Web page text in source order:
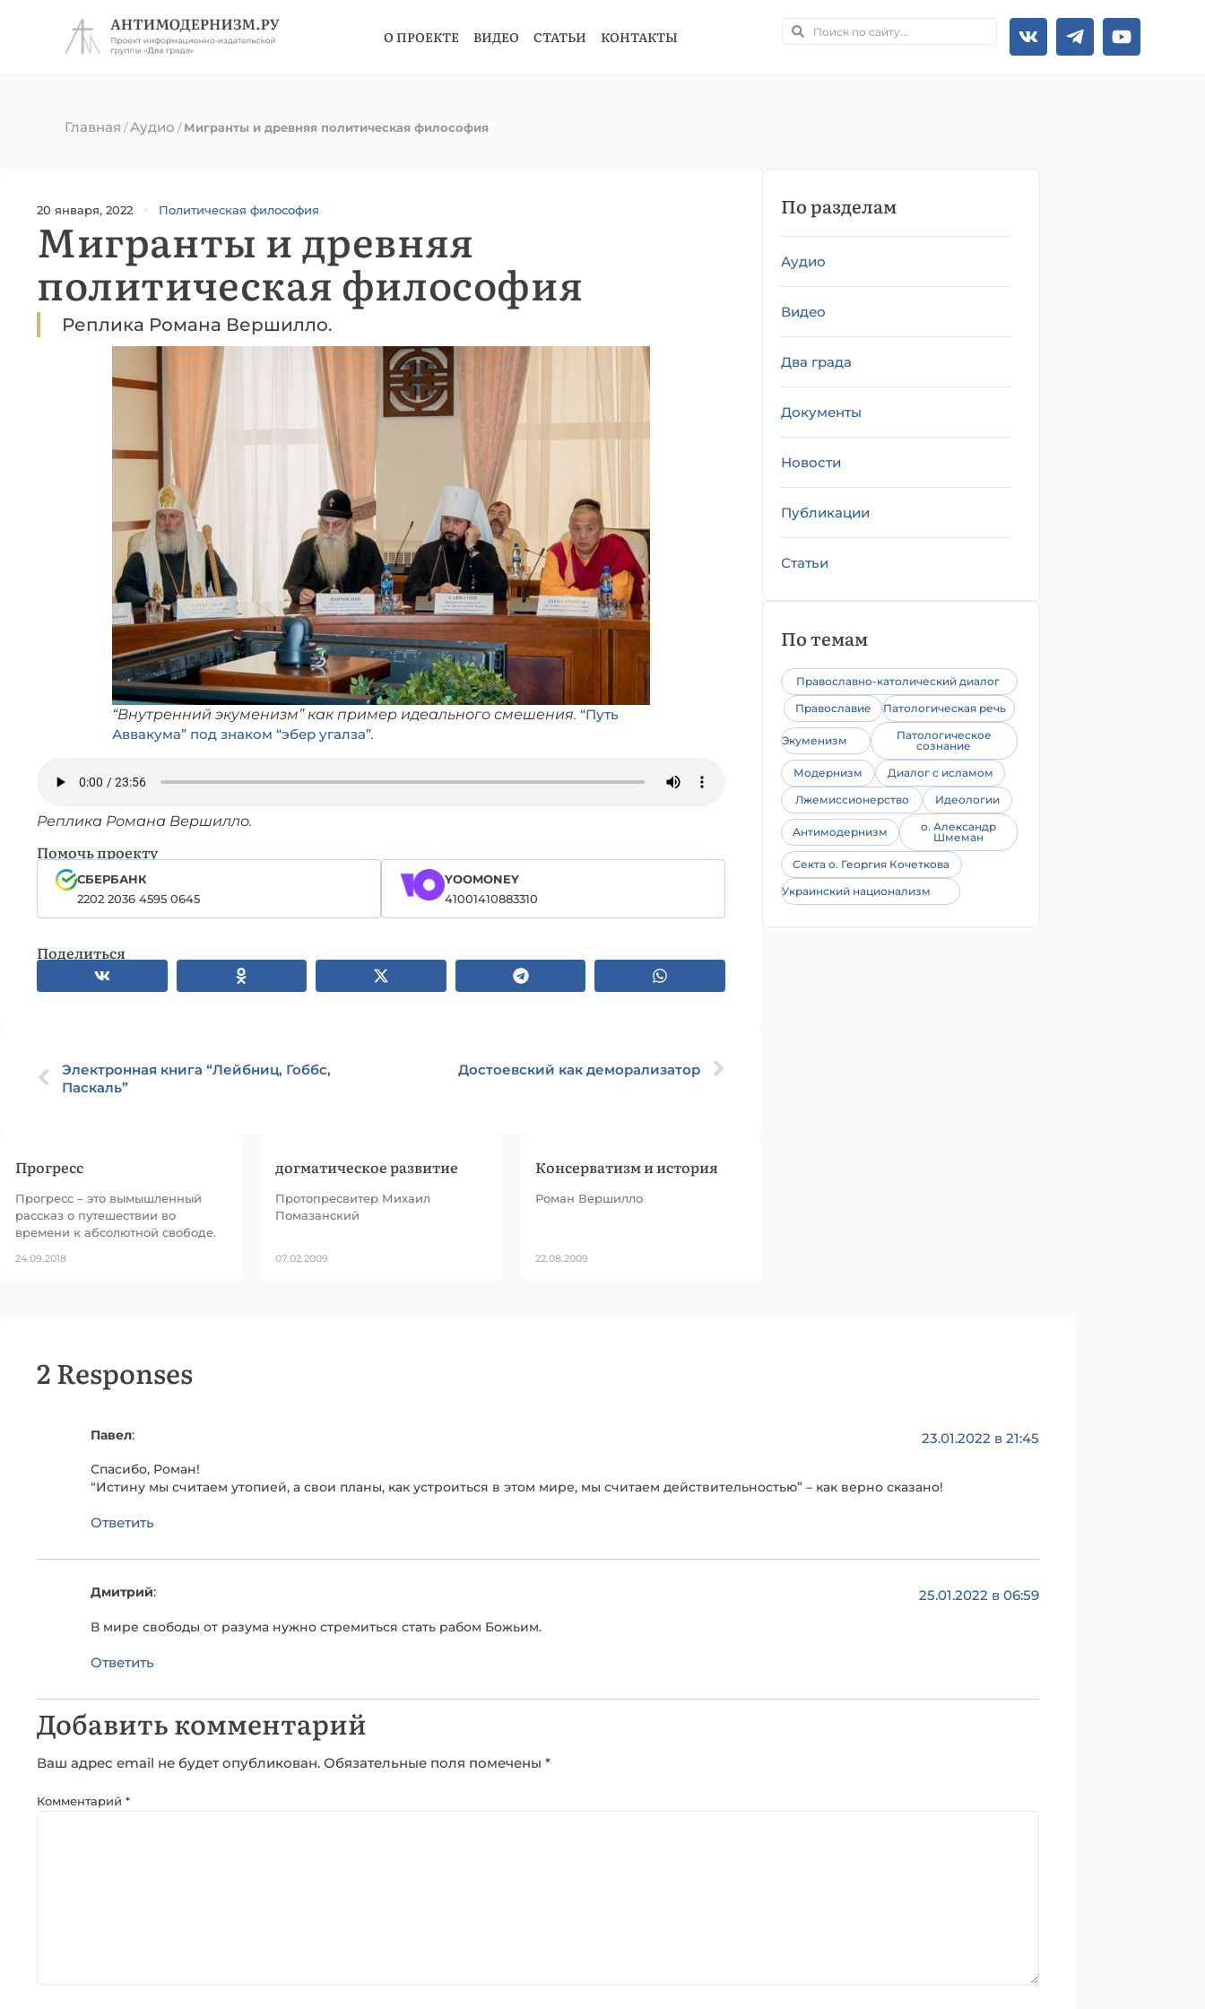
О ПРОЕКТЕ ВИДЕО СТАТЬИ КОНТАКТЫ
Главная /Аудио /Мигранты и древняя политическая философия
20 января, 2022 Политическая философия
Мигранты и древняя
политическая философия
Реплика Романа Вершилло.
“Внутренний экуменизм” как пример идеального смешения. “Путь
Аввакума” под знаком “эбер угалза”.
Реплика Романа Вершилло.
Помочь проекту
СБЕРБАНК
2202 2036 4595 0645
YOOMONEY
41001410883310
Поделиться
Электронная книга “Лейбниц, Гоббс,
Паскаль”
Достоевский как деморализатор
Прогресс
Прогресс – это вымышленный
рассказ о путешествии во
времени к абсолютной свободе.
24.09.2018
догматическое развитие
Протопресвитер Михаил
Помазанский
07.02.2009
Консерватизм и история
Роман Вершилло
22.08.2009
По разделам
Аудио
Видео
Два града
Документы
Новости
Публикации
Статьи
По темам
Православно-католический диалог
Православие
Патологическая речь
Экуменизм
Патологическое
сознание
Модернизм
Диалог с исламом
Лжемиссионерство
Идеологии
Антимодернизм
о. Александр
Шмеман
Секта о. Георгия Кочеткова
Украинский национализм
2 Responses
Павел: 23.01.2022 в 21:45
Спасибо, Роман!
“Истину мы считаем утопией, а свои планы, как устроиться в этом мире, мы считаем действительностью” – как верно сказано!
Ответить
Дмитрий: 25.01.2022 в 06:59
В мире свободы от разума нужно стремиться стать рабом Божьим.
Ответить
Добавить комментарий
Ваш адрес email не будет опубликован. Обязательные поля помечены *
Комментарий *